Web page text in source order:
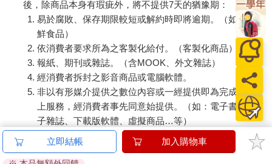
後，除商品本身有瑕疵外，將不提供7天的猶豫期：
易於腐敗、保存期限較短或解約時即將逾期。（如：生
鮮食品）
依消費者要求所為之客製化給付。（客製化商品）
報紙、期刊或雜誌。（含MOOK、外文雜誌）
經消費者拆封之影音商品或電腦軟體。
非以有形媒介提供之數位內容或一經提供即為完成之線
上服務，經消費者事先同意始提供。（如：電子書、電
子雜誌、下載版軟體、虛擬商品…等）
已拆封之個人衛生用品。（如：內衣褲、刮鬍刀、除毛
立即結帳 加入購物車